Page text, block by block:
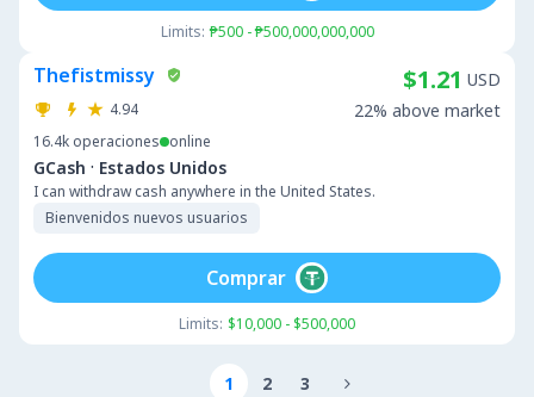
Limits: ₱500 - ₱500,000,000,000
Thefistmissy
4.94
16.4k operaciones online
GCash · Estados Unidos
I can withdraw cash anywhere in the United States.
Bienvenidos nuevos usuarios
$1.21 USD
22% above market
Limits: $10,000 - $500,000
Comprar
1 2 3 